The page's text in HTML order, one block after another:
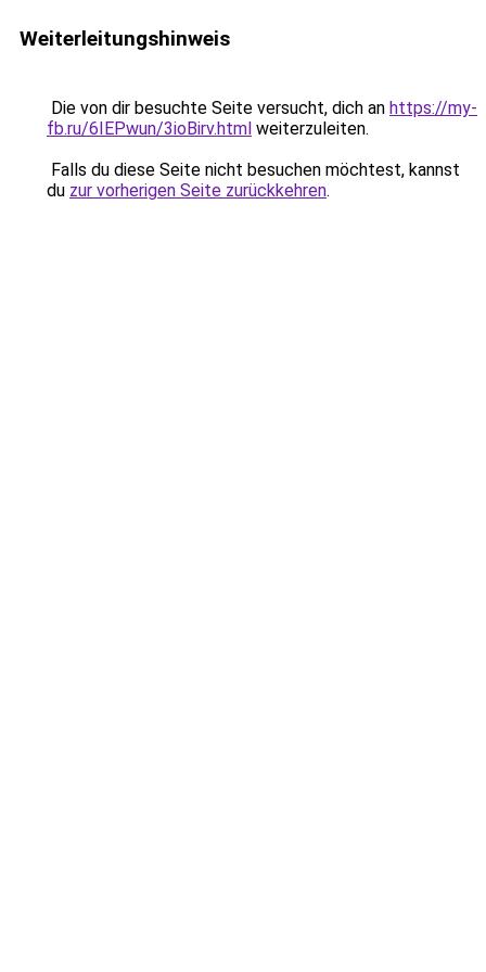
Weiterleitungshinweis
Die von dir besuchte Seite versucht, dich an https://my-
fb.ru/6IEPwun/3ioBirv.html weiterzuleiten.
Falls du diese Seite nicht besuchen möchtest, kannst
du zur vorherigen Seite zurückkehren.